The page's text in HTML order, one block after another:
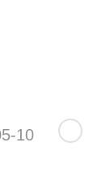
10